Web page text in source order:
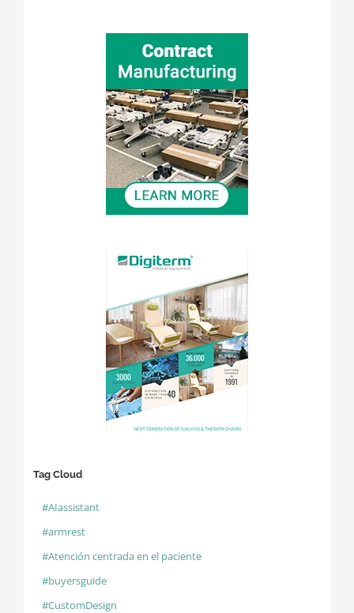
Tag Cloud
#AIassistant
#armrest
#Atención centrada en el paciente
#buyersguide
#CustomDesign